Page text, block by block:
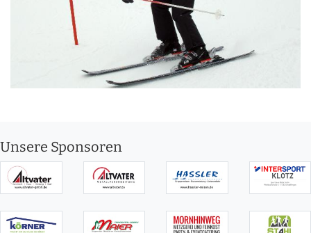
Unsere Sponsoren